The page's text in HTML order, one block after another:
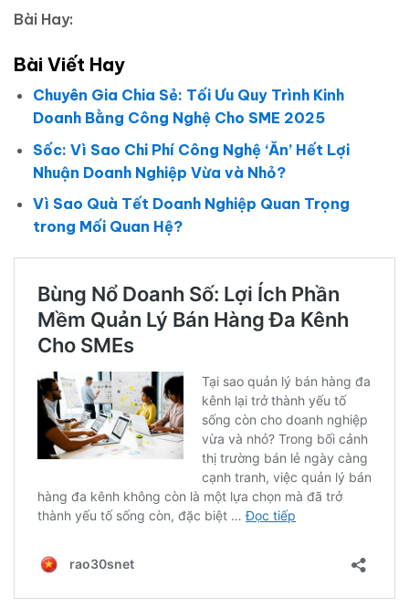
Bài Hay:
Bài Viết Hay
Chuyên Gia Chia Sẻ: Tối Ưu Quy Trình Kinh
Doanh Bằng Công Nghệ Cho SME 2025
Sốc: Vì Sao Chi Phí Công Nghệ ‘Ăn’ Hết Lợi
Nhuận Doanh Nghiệp Vừa và Nhỏ?
Vì Sao Quà Tết Doanh Nghiệp Quan Trọng
trong Mối Quan Hệ?